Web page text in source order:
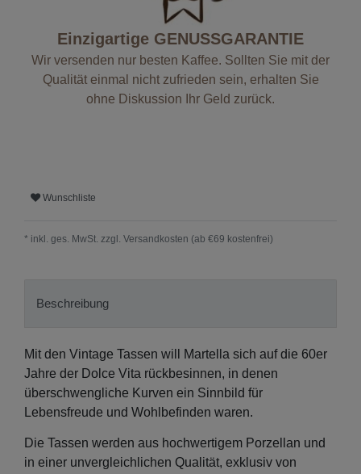
Einzigartige GENUSSGARANTIE
Wir versenden nur besten Kaffee. Sollten Sie mit der
Qualität einmal nicht zufrieden sein, erhalten Sie
ohne Diskussion Ihr Geld zurück.
Wunschliste
* inkl. ges. MwSt. zzgl. Versandkosten (ab €69 kostenfrei)
Beschreibung
Mit den Vintage Tassen will Martella sich auf die 60er
Jahre der Dolce Vita rückbesinnen, in denen
überschwengliche Kurven ein Sinnbild für
Lebensfreude und Wohlbefinden waren.
Die Tassen werden aus hochwertigem Porzellan und
in einer unvergleichlichen Qualität, exklusiv von